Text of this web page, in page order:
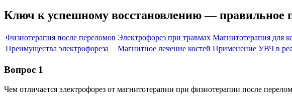
Ключ к успешному восстановлению — правильное
Физиотерапия после переломов Электрофорез при травмах Магнитотерапия для
Преимущества электрофореза
Магнитное лечение костей Применение УВЧ в
Вопрос 1
Чем отличается электрофорез от магнитотерапии при физиотерапии после